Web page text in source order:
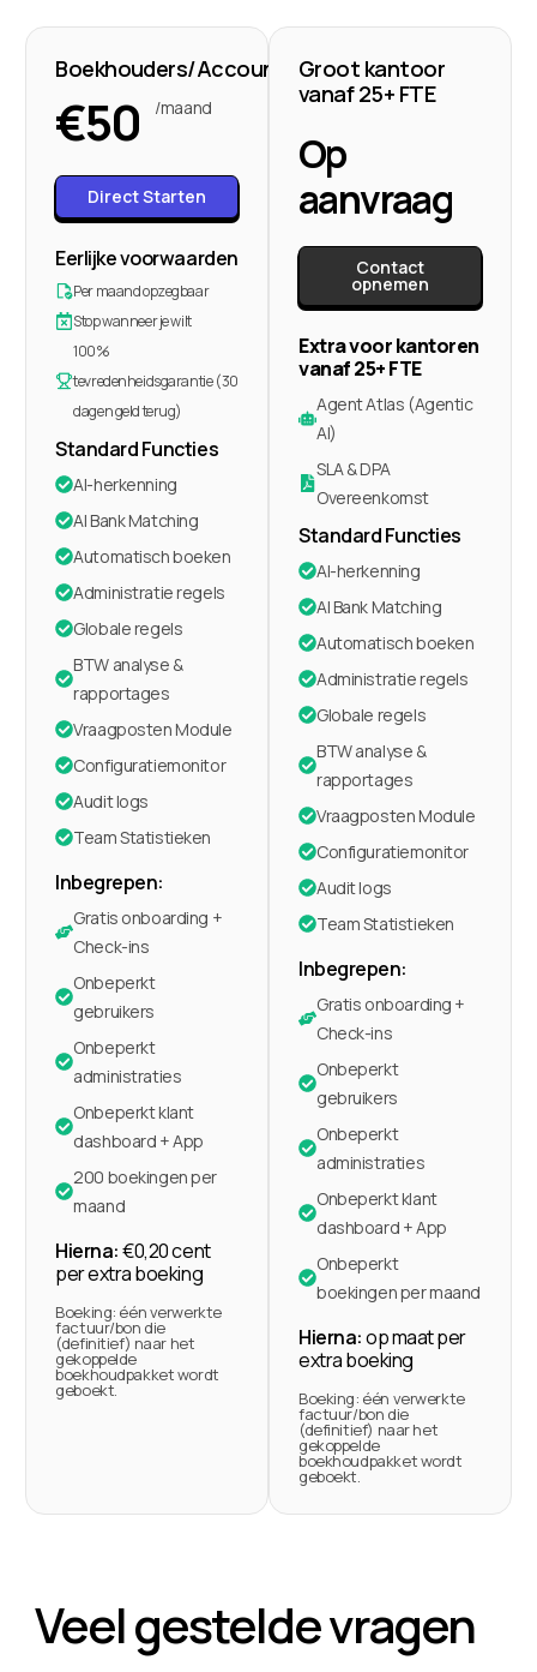
Boekhouders/Accountants
€50 /maand
Direct Starten
Eerlijke voorwaarden
Per maand opzegbaar
Stop wanneer je wilt
100%
tevredenheidsgarantie (30
dagen geld terug)
Standard Functies​
AI-herkenning
AI Bank Matching
Automatisch boeken
Administratie regels
Globale regels
BTW analyse &
rapportages
Vraagposten Module
Configuratiemonitor
Audit logs
Team Statistieken
Inbegrepen:
Gratis onboarding +
Check-ins
Onbeperkt
gebruikers
Onbeperkt
administraties
Onbeperkt klant
dashboard + App
200 boekingen per
maand
Hierna:€0,20 cent
per extra boeking
Boeking: één verwerkte
factuur/bon die
(definitief) naar het
gekoppelde
boekhoudpakket wordt
geboekt.
Groot kantoor
vanaf 25+ FTE​
Op
aanvraag
Contact
opnemen
Extra voor kantoren
vanaf 25+ FTE
Agent Atlas (Agentic
AI)
SLA & DPA
Overeenkomst
Standard Functies
AI-herkenning
AI Bank Matching
Automatisch boeken
Administratie regels
Globale regels
BTW analyse &
rapportages
Vraagposten Module
Configuratiemonitor
Audit logs
Team Statistieken
Inbegrepen:
Gratis onboarding +
Check-ins
Onbeperkt
gebruikers
Onbeperkt
administraties
Onbeperkt klant
dashboard + App
Onbeperkt
boekingen per maand
Hierna:op maat per
extra boeking
Boeking: één verwerkte
factuur/bon die
(definitief) naar het
gekoppelde
boekhoudpakket wordt
geboekt.
Veelgesteldevragen